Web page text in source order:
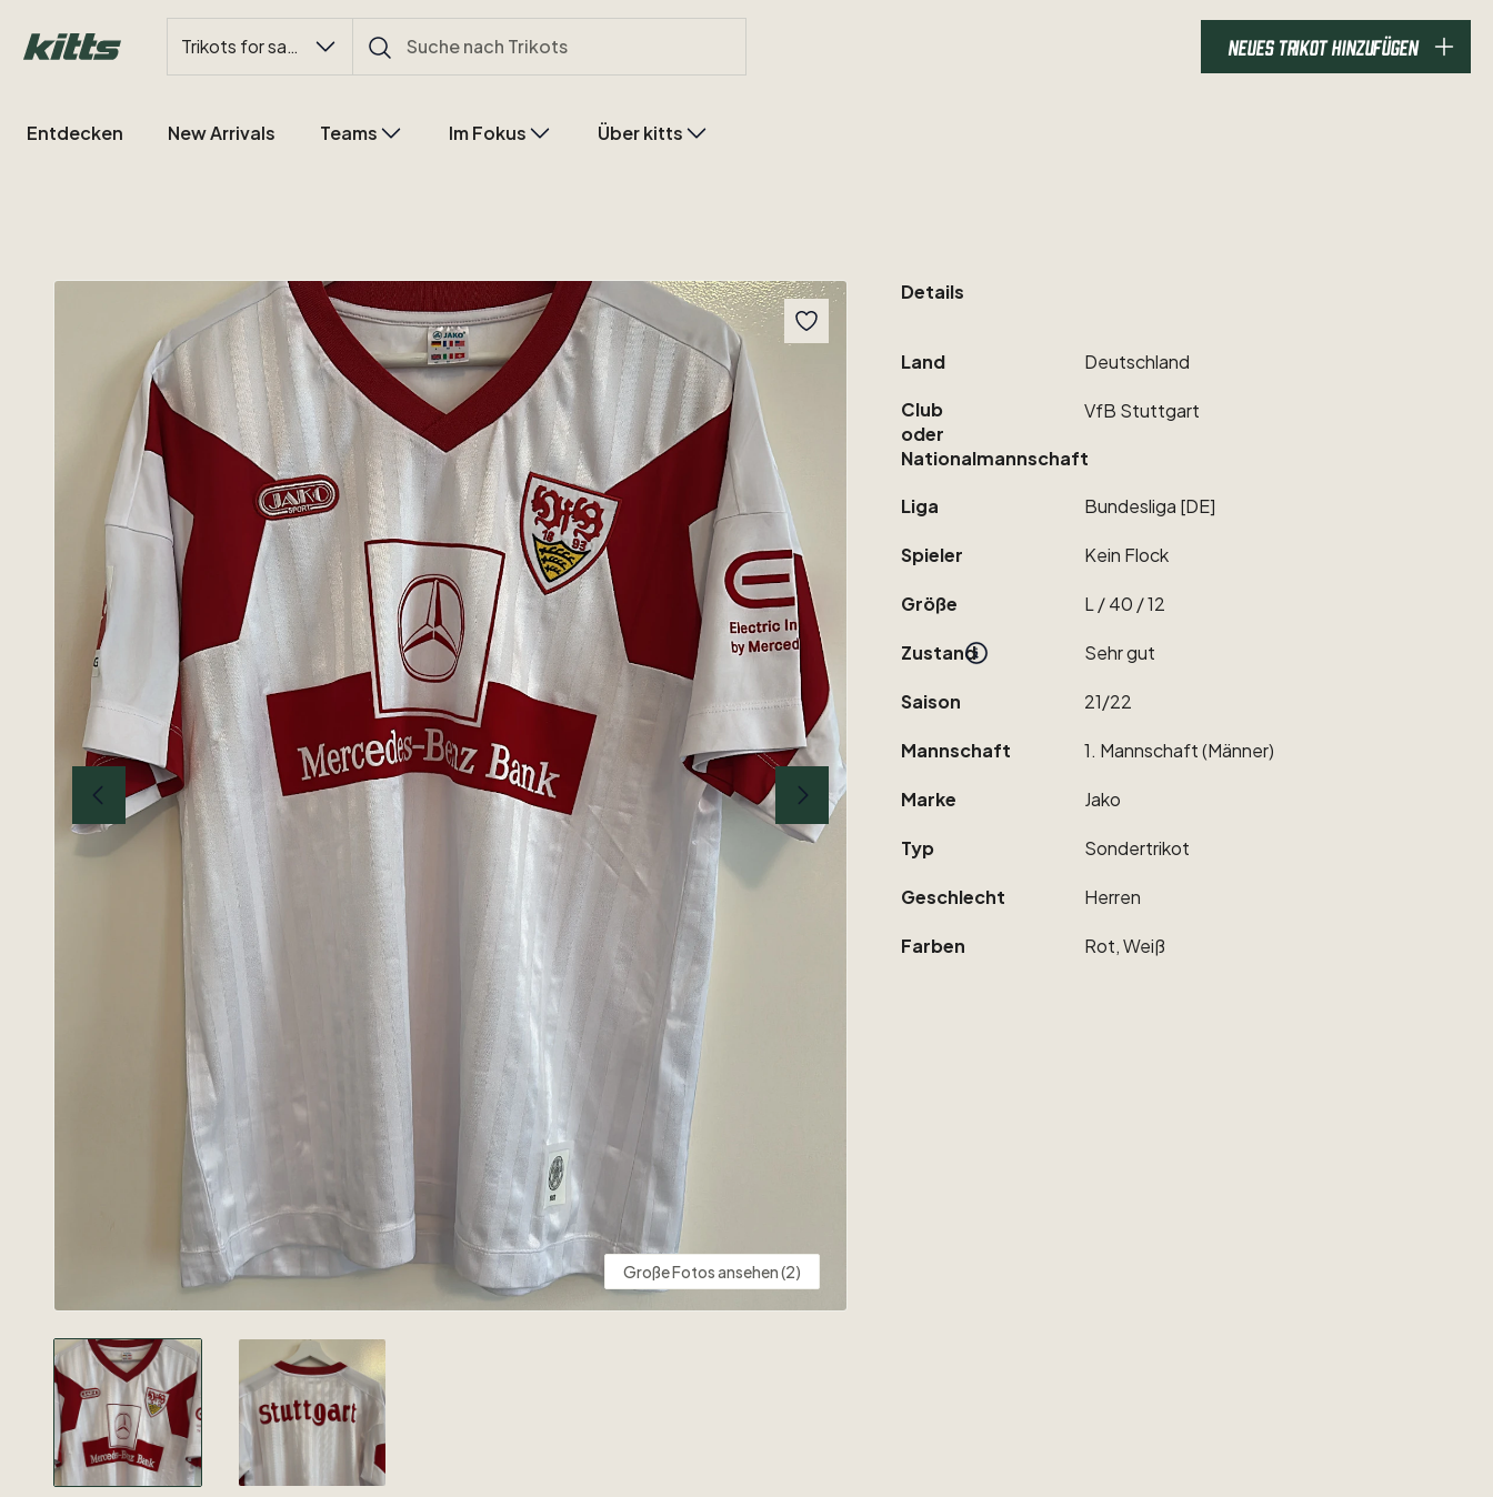
Trikots for sale NEUES TRIKOT HINZUFÜGEN
Entdecken New Arrivals Teams Im Fokus Über kitts
Große Fotos ansehen (2)
Details
Land Deutschland
Club
oder
Nationalmannschaft
VfB Stuttgart
Liga Bundesliga [DE]
Spieler Kein Flock
Größe L ​/​40 ​/​12
Zustand Sehrgut
Saison 21​/​22
Mannschaft 1. Mannschaft(Männer)
Marke Jako
Typ Sondertrikot
Geschlecht Herren
Farben Rot,Weiß